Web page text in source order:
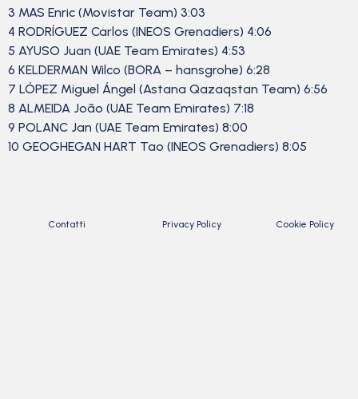
3 MAS Enric (Movistar Team) 3:03
4 RODRÍGUEZ Carlos (INEOS Grenadiers) 4:06
5 AYUSO Juan (UAE Team Emirates) 4:53
6 KELDERMAN Wilco (BORA – hansgrohe) 6:28
7 LÓPEZ Miguel Ángel (Astana Qazaqstan Team) 6:56
8 ALMEIDA João (UAE Team Emirates) 7:18
9 POLANC Jan (UAE Team Emirates) 8:00
10 GEOGHEGAN HART Tao (INEOS Grenadiers) 8:05
Contatti Privacy Policy Cookie Policy